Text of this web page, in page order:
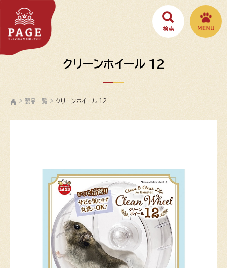
クリーンホイール 12
> 製品一覧 > クリーンホイール 12